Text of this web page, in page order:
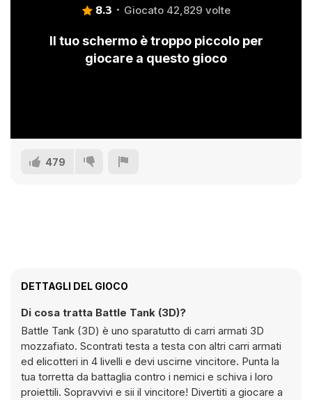
8.3 Giocato 42,829 volte
Il tuo schermo è troppo piccolo per
giocare a questo gioco
479
DETTAGLI DEL GIOCO
Di cosa tratta Battle Tank (3D)?
Battle Tank (3D) è uno sparatutto di carri armati 3D
mozzafiato. Scontrati testa a testa con altri carri armati
ed elicotteri in 4 livelli e devi uscirne vincitore. Punta la
tua torretta da battaglia contro i nemici e schiva i loro
proiettili. Sopravvivi e sii il vincitore! Divertiti a giocare a